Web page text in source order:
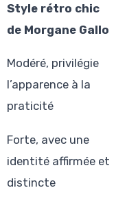
Style rétro chic
de Morgane Gallo
Modéré, privilégie
l’apparence à la
praticité
Forte, avec une
identité affirmée et
distincte